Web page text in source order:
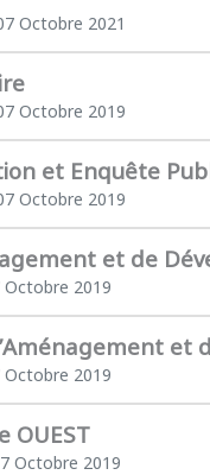
Octobre 2021
Octobre 2019
et Enquête
Octobre 2019
et de
2019
et
2019
OUEST
Octobre 2019